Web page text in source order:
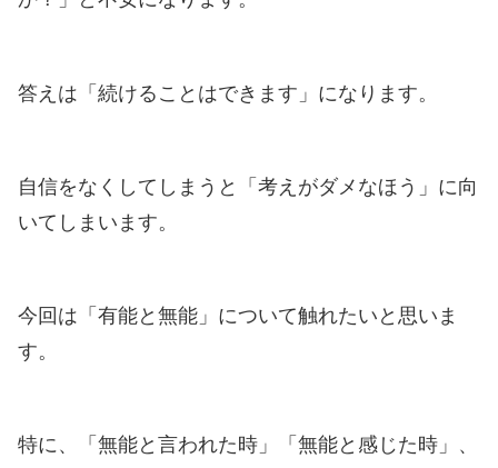
答えは「続けることはできます」になります。
自信をなくしてしまうと「考えがダメなほう」に向
いてしまいます。
今回は「有能と無能」について触れたいと思いま
す。
特に、「無能と言われた時」「無能と感じた時」、